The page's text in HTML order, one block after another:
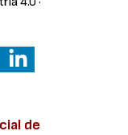
de